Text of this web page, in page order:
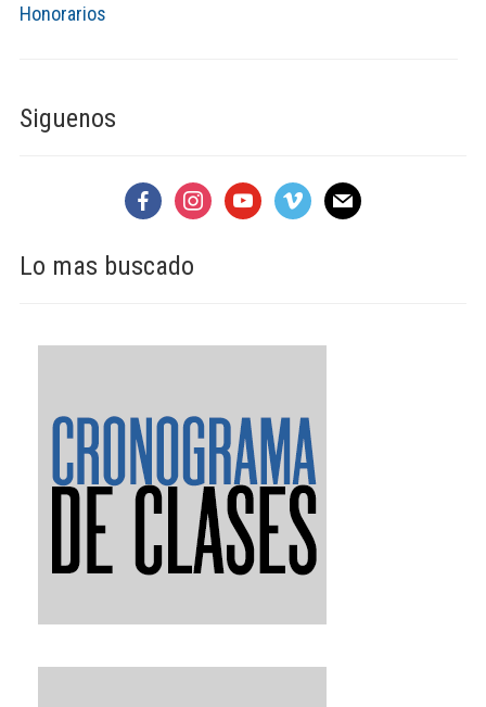
Honorarios
Siguenos
facebookinstagramyoutubevimeo mail
Lo mas buscado